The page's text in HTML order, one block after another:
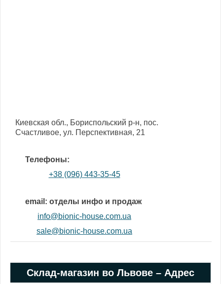
Киевская обл., Бориспольский р-н, пос.
Счастливое, ул. Перспективная, 21
Телефоны:
+38 (096) 443-35-45
email: отделы инфо и продаж
info@bionic-house.com.ua
sale@bionic-house.com.ua
Cклад-магазин во Львове – Адрес